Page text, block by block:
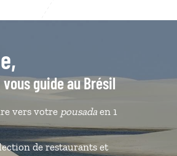
guide au Brésil
vers votre pousada en 1
de restaurants et